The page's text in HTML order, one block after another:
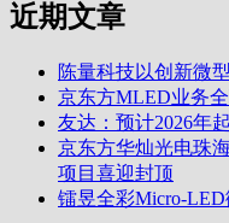
近期文章
陈量科技以创新微
京东方MLED业务
友达：预计2026年
京东方华灿光电珠
项目喜迎封顶
镭昱全彩Micro-LED